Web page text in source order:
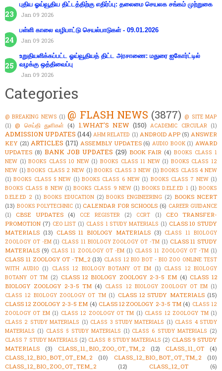
புதிய ஓய்வூதிய திட்டத்திற்கு எதிர்ப்பு: தலைமை செயலக சங்கம் முற்றுகை
Jan 09 2026
பள்ளி காலை வழிபாட்டு செயல்பாடுகள் - 09.01.2026
Jan 09 2026
உறுதியளிக்கப்பட்ட ஓய்வூதியத் திட்ட அரசாணை: மதுரை ஐகோர்ட்டில்
வழக்கு ஒத்திவைப்பு
Jan 09 2026
Categories
@ BREAKING NEWS (1) @ FLASH NEWS (3877) @ SITE MAP
(1) @ செய்தி துளிகள் (4) 1.WHAT'S NEW (150) ACADEMIC CIRCULAR (1)
ADMISSION UPDATES (144) AHM RELATED (1) ANDROID APP (5) ANSWER
KEY (21) ARTICLES (171) ASSEMBLY UPDATES (6) AUDIO BOOK (1) AWARD
UPDATES (8) BANK JOB UPDATES (29) BOOK FAIR (4) BOOKS CLASS 1
NEW (1) BOOKS CLASS 10 NEW (1) BOOKS CLASS 11 NEW (1) BOOKS CLASS 12
NEW (1) BOOKS CLASS 2 NEW (1) BOOKS CLASS 3 NEW (1) BOOKS CLASS 4 NEW
(1) BOOKS CLASS 5 NEW (1) BOOKS CLASS 6 NEW (1) BOOKS CLASS 7 NEW (1)
BOOKS CLASS 8 NEW (1) BOOKS CLASS 9 NEW (1) BOOKS D.ELE.ED 1 (1) BOOKS
D.ELE.ED 2 (1) BOOKS EDUCATION (2) BOOKS ENGINEERING (2) BOOKS NCERT
(13) BOOKS POLYTECHNIC (1) CALENDAR FOR SCHOOLS (6) CAREER GUIDANCE
(1)
CBSE UPDATES (4) CCE REGISTER (2) CCRT (1)
CEO TRANSFER-
PROMOTION (7) CEO LIST (1) CLASS 1 STUDY MATERIALS (1) CLASS 10 STUDY
MATERIALS (13) CLASS 11 BIOLOGY MATERIALS (3) CLASS 11 BIOLOGY
ZOOLOGY OT -EM (1) CLASS 11 BIOLOGY ZOOLOGY OT -TM (1) CLASS 11 STUDY
MATERIALS (9) CLASS 11 ZOOLOGY OT -EM (1) CLASS 11 ZOOLOGY OT -TM (1)
CLASS 11 ZOOLOGY OT -TM_2 (13) CLASS 12 BIO BOT - BIO ZOO ONLINE TEST
WITH AUDIO (1) CLASS 12 BIOLOGY BOTANY OT EM (1) CLASS 12 BIOLOGY
BOTANY OT TM (2) CLASS 12 BIOLOGY ZOOLOGY 2-3-5 EM (4) CLASS 12
BIOLOGY ZOOLOGY 2-3-5 TM (4) CLASS 12 BIOLOGY ZOOLOGY OT EM (1)
CLASS 12 BIOLOGY ZOOLOGY OT TM (1) CLASS 12 STUDY MATERIALS (15)
CLASS 12 ZOOLOGY 2-3-5 EM (4) CLASS 12 ZOOLOGY 2-3-5 TM (4) CLASS 12
ZOOLOGY OT EM (1) CLASS 12 ZOOLOGY OT TM (1) CLASS 12 ZOOLOGY TM (1)
CLASS 2 STUDY MATERIALS (1) CLASS 3 STUDY MATERIALS (1) CLASS 4 STUDY
MATERIALS (1) CLASS 5 STUDY MATERIALS (1) CLASS 6 STUDY MATERIALS (2)
CLASS 7 STUDY MATERIALS (2) CLASS 8 STUDY MATERIALS (2) CLASS 9 STUDY
MATERIALS
(3) CLASS_11_BIO_ZOO_OT_TM_2 (12) CLASS_11_OT
(4)
CLASS_12_BIO_BOT_OT_EM_2
(10) CLASS_12_BIO_BOT_OT_TM_2
(10)
CLASS_12_BIO_ZOO_OT_TEM_2
(12) CLASS_12_OT
(6)